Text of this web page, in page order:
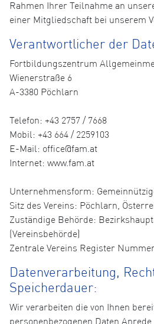
Rahmen Ihrer Teilnahme an
einer Mitgliedschaft bei unserem
Verantwortlicher der
Fortbildungszentrum
Wienerstraße 6
A-3380 Pöchlarn
Telefon: +43 2757 / 7668
Mobil: +43 664 / 2259103
E-Mail: office@fam.at
Internet: www.fam.at
Unternehmensform:
Sitz des Vereins: Pöchlarn,
Zuständige Behörde:
(Vereinsbehörde)
Zentrale Vereins Register
Datenverarbeitung,
Speicherdauer:
Wir verarbeiten die von Ihnen
personenbezogenen Daten